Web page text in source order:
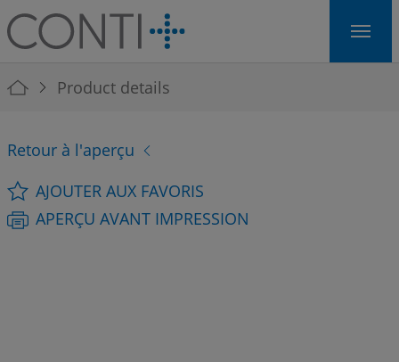
Skip to main navigation
Skip to main content
Skip to page footer
You are here:
Product details
Retour à l'aperçu
AJOUTER AUX FAVORIS
APERÇU AVANT IMPRESSION